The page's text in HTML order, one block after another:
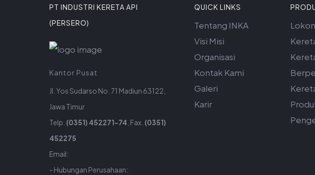
PT INDUSTRI KERETA API
(PERSERO)
Kantor Pusat
Jl. Yos Sudarso No. 71 Madiun 63122,
Jawa Timur
Telp. (0351) 452271-74 , Fax. (0351)
452275
Email:
- Hubungan Perusahaan:
QUICK LINKS
Tentang INKA
Visi Misi
Organisasi
Kontak Kami
Galeri
Karir